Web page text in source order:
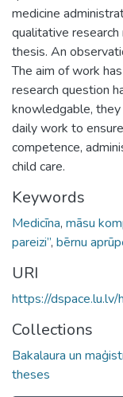
medicine
qualitative
thesis. An
The aim of work
research question
knowledgable,
daily work to
competence,
child care.
Keywords
Medicīna, māsu
pareizi’’, bērnu
URI
https://
Collections
Bakalaura un
theses